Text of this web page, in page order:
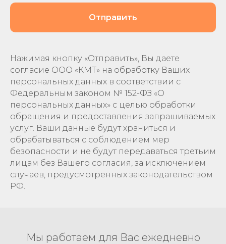
Отправить
Нажимая кнопку «Отправить», Вы даете
согласие ООО «КМТ» на обработку Ваших
персональных данных в соответствии с
Федеральным законом № 152-ФЗ «О
персональных данных» с целью обработки
обращения и предоставления запрашиваемых
услуг. Ваши данные будут храниться и
обрабатываться с соблюдением мер
безопасности и не будут передаваться третьим
лицам без Вашего согласия, за исключением
случаев, предусмотренных законодательством
РФ.
Мы работаем для Вас ежедневно